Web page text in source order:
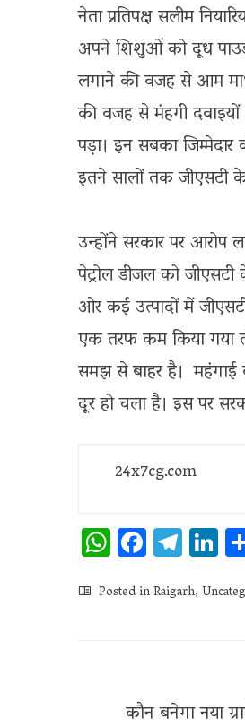
नेता प्रतिपक्ष सलीम
अपने शिशुओं को दूध
लगाने की वजह से आम
की वजह से मंहगी
पड़ा। इन सबका
इतने सालों तक जीएसटी
उन्होंने सरकार पर
पेट्रोल डीजल को
ओर कई उत्पादों में
एक तरफ कम किया गया
समझ से बाहर है। महंगाई
दूर हो चला है। इस पर
24x7cg.com
WhatsApp
Posted inRaigarh,
कौन बनेगा नया